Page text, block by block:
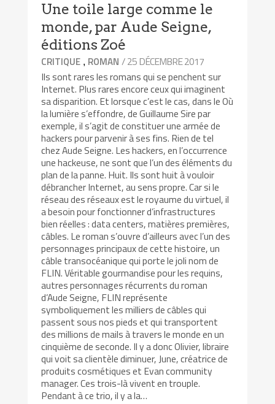
Une toile large comme le
monde, par Aude Seigne,
éditions Zoé
CRITIQUE , ROMAN / 25 DÉCEMBRE 2017
Ils sont rares les romans qui se penchent sur
Internet. Plus rares encore ceux qui imaginent
sa disparition. Et lorsque c’est le cas, dans le Où
la lumière s’effondre, de Guillaume Sire par
exemple, il s’agit de constituer une armée de
hackers pour parvenir à ses fins. Rien de tel
chez Aude Seigne. Les hackers, en l’occurrence
une hackeuse, ne sont que l’un des éléments du
plan de la panne. Huit. Ils sont huit à vouloir
débrancher Internet, au sens propre. Car si le
réseau des réseaux est le royaume du virtuel, il
a besoin pour fonctionner d’infrastructures
bien réelles : data centers, matières premières,
câbles. Le roman s’ouvre d’ailleurs avec l’un des
personnages principaux de cette histoire, un
câble transocéanique qui porte le joli nom de
FLIN. Véritable gourmandise pour les requins,
autres personnages récurrents du roman
d’Aude Seigne, FLIN représente
symboliquement les milliers de câbles qui
passent sous nos pieds et qui transportent
des millions de mails à travers le monde en un
cinquième de seconde. Il y a donc Olivier, libraire
qui voit sa clientèle diminuer, June, créatrice de
produits cosmétiques et Evan community
manager. Ces trois-là vivent en trouple.
Pendant à ce trio, il y a la…